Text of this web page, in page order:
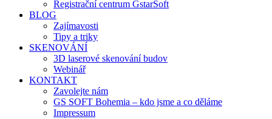
Registrační centrum GstarSoft
BLOG
Zajímavosti
Tipy a triky
SKENOVÁNÍ
3D laserové skenování budov
Webinář
KONTAKT
Zavolejte nám
GS SOFT Bohemia – kdo jsme a co děláme
Impressum